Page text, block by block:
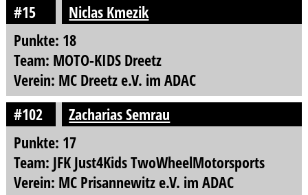
#15
Niclas Kmezik
Punkte: 18
Team: MOTO-KIDS Dreetz
Verein: MC Dreetz e.V. im ADAC
#102
Zacharias Semrau
Punkte: 17
Team: JFK Just4Kids TwoWheelMotorsports
Verein: MC Prisannewitz e.V. im ADAC